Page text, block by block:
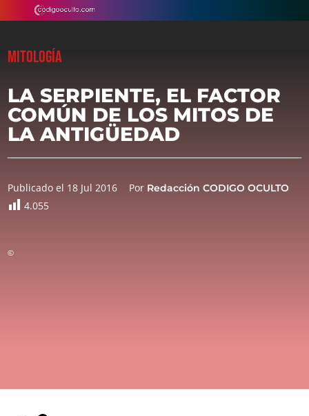
MITOLOGÍA
LA SERPIENTE, EL FACTOR
COMÚN DE LOS MITOS DE
LA ANTIGÜEDAD
Publicado el 18 Jul 2016 Por Redacción CODIGO OCULTO
4.055
©